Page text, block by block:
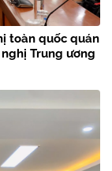
toàn quốc quán
Trung ương